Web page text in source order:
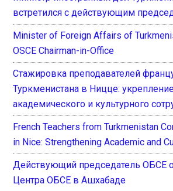
встретился с действующим
Minister of Foreign Affairs of
OSCE Chairman-in-Office
Стажировка преподавателей
Туркменистана в Ницце:
академического и культурного
French Teachers from Turkmenistan
in Nice: Strengthening Academic and
Действующий председатель ОБСЕ
Центра ОБСЕ в Ашхабаде